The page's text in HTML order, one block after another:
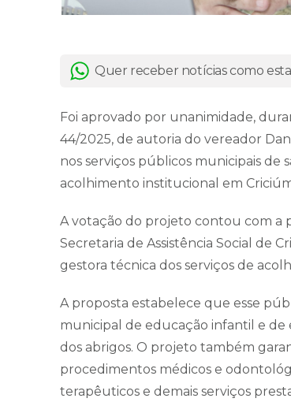
Quer receber notícias como
Foi aprovado por unanimidade,
44/2025, de autoria do vereador
nos serviços públicos municipais de
acolhimento institucional em
A votação do projeto contou com a
Secretaria de Assistência Social de
gestora técnica dos serviços de
A proposta estabelece que esse
municipal de educação infantil e de
dos abrigos. O projeto também
procedimentos médicos e
terapêuticos e demais serviços